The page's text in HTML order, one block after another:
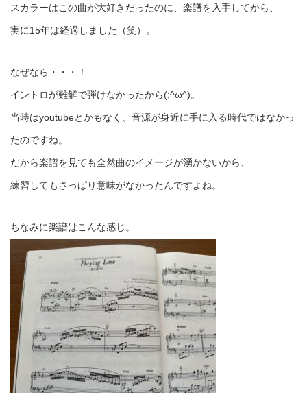
スカラーはこの曲が大好きだったのに、楽譜を入手してから、
実に15年は経過しました（笑）。
なぜなら・・・！
イントロが難解で弾けなかったから(;^ω^)。
当時はyoutubeとかもなく、音源が身近に手に入る時代ではなかっ
たのですね。
だから楽譜を見ても全然曲のイメージが湧かないから、
練習してもさっぱり意味がなかったんですよね。
ちなみに楽譜はこんな感じ。